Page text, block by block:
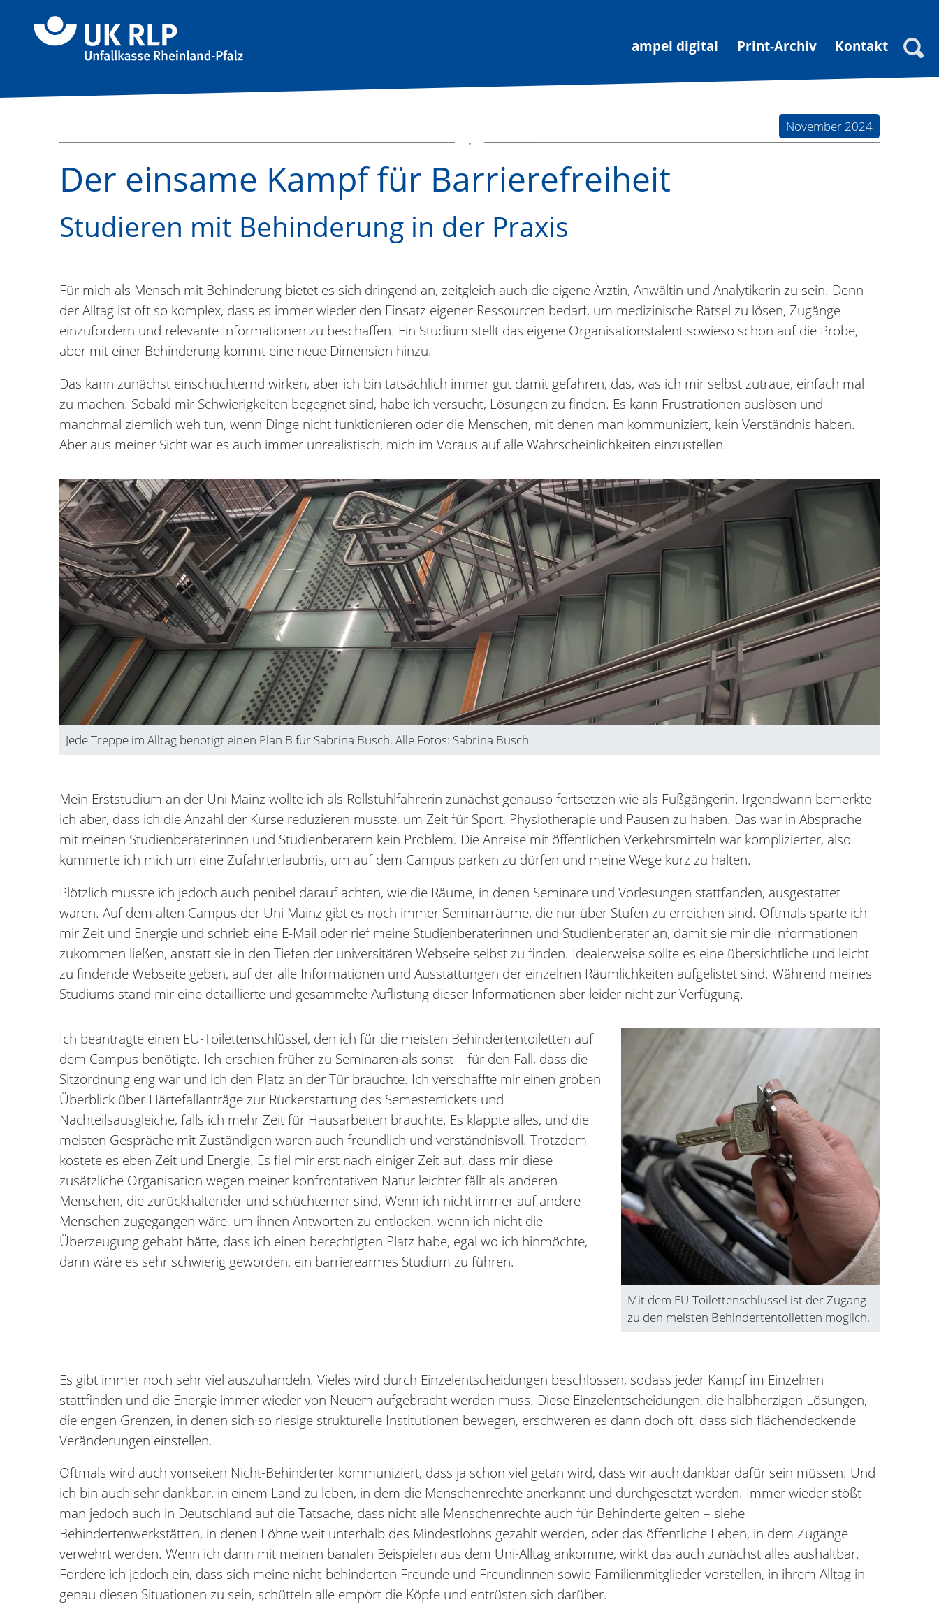
ampel digital Print-Archiv Kontakt
November 2024
Der einsame Kampf für Barrierefreiheit
Studieren mit Behinderung in der Praxis
Für mich als Mensch mit Behinderung bietet es sich dringend an, zeitgleich auch die eigene Ärztin, Anwältin und Analytikerin zu sein. Denn
der Alltag ist oft so komplex, dass es immer wieder den Einsatz eigener Ressourcen bedarf, um medizinische Rätsel zu lösen, Zugänge
einzufordern und relevante Informationen zu beschaffen. Ein Studium stellt das eigene Organisationstalent sowieso schon auf die Probe,
aber mit einer Behinderung kommt eine neue Dimension hinzu.
Das kann zunächst einschüchternd wirken, aber ich bin tatsächlich immer gut damit gefahren, das, was ich mir selbst zutraue, einfach mal
zu machen. Sobald mir Schwierigkeiten begegnet sind, habe ich versucht, Lösungen zu finden. Es kann Frustrationen auslösen und
manchmal ziemlich weh tun, wenn Dinge nicht funktionieren oder die Menschen, mit denen man kommuniziert, kein Verständnis haben.
Aber aus meiner Sicht war es auch immer unrealistisch, mich im Voraus auf alle Wahrscheinlichkeiten einzustellen.
Jede Treppe im Alltag benötigt einen Plan B für Sabrina Busch. Alle Fotos: Sabrina Busch
Mein Erststudium an der Uni Mainz wollte ich als Rollstuhlfahrerin zunächst genauso fortsetzen wie als Fußgängerin. Irgendwann bemerkte
ich aber, dass ich die Anzahl der Kurse reduzieren musste, um Zeit für Sport, Physiotherapie und Pausen zu haben. Das war in Absprache
mit meinen Studienberaterinnen und Studienberatern kein Problem. Die Anreise mit öffentlichen Verkehrsmitteln war komplizierter, also
kümmerte ich mich um eine Zufahrterlaubnis, um auf dem Campus parken zu dürfen und meine Wege kurz zu halten.
Plötzlich musste ich jedoch auch penibel darauf achten, wie die Räume, in denen Seminare und Vorlesungen stattfanden, ausgestattet
waren. Auf dem alten Campus der Uni Mainz gibt es noch immer Seminarräume, die nur über Stufen zu erreichen sind. Oftmals sparte ich
mir Zeit und Energie und schrieb eine E-Mail oder rief meine Studienberaterinnen und Studienberater an, damit sie mir die Informationen
zukommen ließen, anstatt sie in den Tiefen der universitären Webseite selbst zu finden. Idealerweise sollte es eine übersichtliche und leicht
zu findende Webseite geben, auf der alle Informationen und Ausstattungen der einzelnen Räumlichkeiten aufgelistet sind. Während meines
Studiums stand mir eine detaillierte und gesammelte Auflistung dieser Informationen aber leider nicht zur Verfügung.
Mit dem EU-Toilettenschlüssel ist der Zugang
zu den meisten Behindertentoiletten möglich.
Ich beantragte einen EU-Toilettenschlüssel, den ich für die meisten Behindertentoiletten auf
dem Campus benötigte. Ich erschien früher zu Seminaren als sonst – für den Fall, dass die
Sitzordnung eng war und ich den Platz an der Tür brauchte. Ich verschaffte mir einen groben
Überblick über Härtefallanträge zur Rückerstattung des Semestertickets und
Nachteilsausgleiche, falls ich mehr Zeit für Hausarbeiten brauchte. Es klappte alles, und die
meisten Gespräche mit Zuständigen waren auch freundlich und verständnisvoll. Trotzdem
kostete es eben Zeit und Energie. Es fiel mir erst nach einiger Zeit auf, dass mir diese
zusätzliche Organisation wegen meiner konfrontativen Natur leichter fällt als anderen
Menschen, die zurückhaltender und schüchterner sind. Wenn ich nicht immer auf andere
Menschen zugegangen wäre, um ihnen Antworten zu entlocken, wenn ich nicht die
Überzeugung gehabt hätte, dass ich einen berechtigten Platz habe, egal wo ich hinmöchte,
dann wäre es sehr schwierig geworden, ein barrierearmes Studium zu führen.
Es gibt immer noch sehr viel auszuhandeln. Vieles wird durch Einzelentscheidungen beschlossen, sodass jeder Kampf im Einzelnen
stattfinden und die Energie immer wieder von Neuem aufgebracht werden muss. Diese Einzelentscheidungen, die halbherzigen Lösungen,
die engen Grenzen, in denen sich so riesige strukturelle Institutionen bewegen, erschweren es dann doch oft, dass sich flächendeckende
Veränderungen einstellen.
Oftmals wird auch vonseiten Nicht-Behinderter kommuniziert, dass ja schon viel getan wird, dass wir auch dankbar dafür sein müssen. Und
ich bin auch sehr dankbar, in einem Land zu leben, in dem die Menschenrechte anerkannt und durchgesetzt werden. Immer wieder stößt
man jedoch auch in Deutschland auf die Tatsache, dass nicht alle Menschenrechte auch für Behinderte gelten – siehe
Behindertenwerkstätten, in denen Löhne weit unterhalb des Mindestlohns gezahlt werden, oder das öffentliche Leben, in dem Zugänge
verwehrt werden. Wenn ich dann mit meinen banalen Beispielen aus dem Uni-Alltag ankomme, wirkt das auch zunächst alles aushaltbar.
Fordere ich jedoch ein, dass sich meine nicht-behinderten Freunde und Freundinnen sowie Familienmitglieder vorstellen, in ihrem Alltag in
genau diesen Situationen zu sein, schütteln alle empört die Köpfe und entrüsten sich darüber.